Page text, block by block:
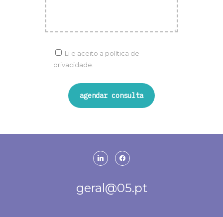
Li e aceito a política de
privacidade.
linkedin
facebook
geral@05.pt